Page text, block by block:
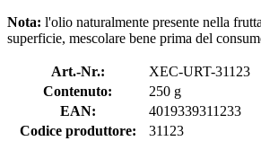
Nota: l'olio naturalmente presente nella
superficie, mescolare bene prima del
Art.-Nr.:
XEC-URT-31123
Contenuto:
250 g
EAN:
4019339311233
Codice produttore:
31123